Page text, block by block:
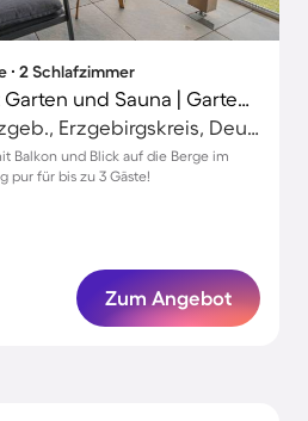
∙ 2 Schlafzimmer
Ferienwohnung mit Garten und Sauna | Gartenblick | Perfekt für die Arbeit von Zuhause
Kurort Seiffen/Erzgeb., Erzgebirgskreis, Deutschland
Balkon und Blick auf die Berge im
pur für bis zu 3 Gäste!
Zum Angebot